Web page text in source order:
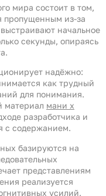
мира состоит в том,
пропущенным из-за
начальное
секунды, опираясь
надёжно:
как трудный
для понимания.
материал мани х
разработчика и
с содержанием.
базируются на
представлениям
реализуется
усилий.